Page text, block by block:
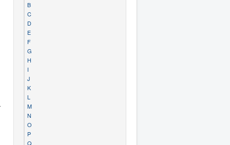
B
C
D
E
F
G
H
I
J
K
L
M
N
O
P
Q